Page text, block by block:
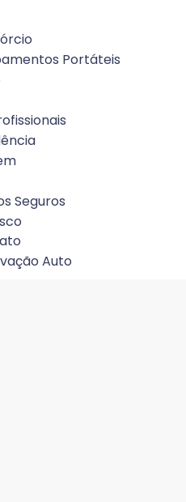
Portáteis
Seguros
Auto